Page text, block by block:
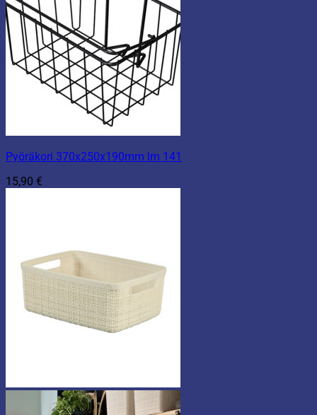
Pyöräkori 370x250x190mm lm 141
15,90 €